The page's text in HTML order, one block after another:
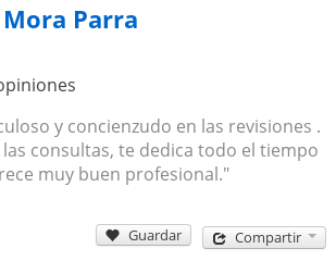
Parra
y concienzudo en las revisiones .
consultas, te dedica todo el tiempo
muy buen profesional."
Guardar Compartir